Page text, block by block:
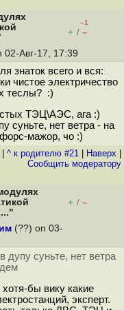
–1
+ / –
02-Авг-17, 17:39
знаток всего и вся:
чистое электричество
теслы? :)
ТЭЦ\АЭС, ага :)
суньте, нет ветра - на
мажор, чо :)
| ^ к родителю #21 Наверх
Cообщить модератору
+ / –
(??) on 03-
дупу суньте, нет ветра
бы вику какие
эксперт.